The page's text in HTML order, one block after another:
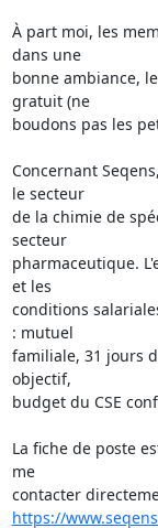
À part moi, les
dans une
bonne ambiance,
gratuit (ne
boudons pas les
Concernant
le secteur
de la chimie de
secteur
pharmaceutique.
et les
conditions
: mutuel
familiale, 31 jours
objectif,
budget du CSE
La fiche de poste
me
https://